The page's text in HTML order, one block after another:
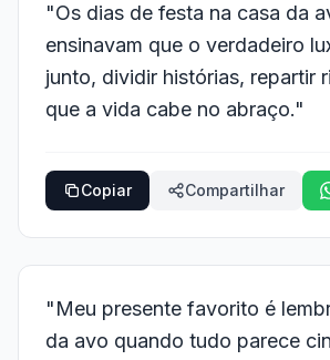
"Os dias de festa na casa da
ensinavam que o verdadeiro
junto, dividir histórias, repartir
que a vida cabe no abraço."
Copiar Compartilhar
"Meu presente favorito é
da avo quando tudo parece